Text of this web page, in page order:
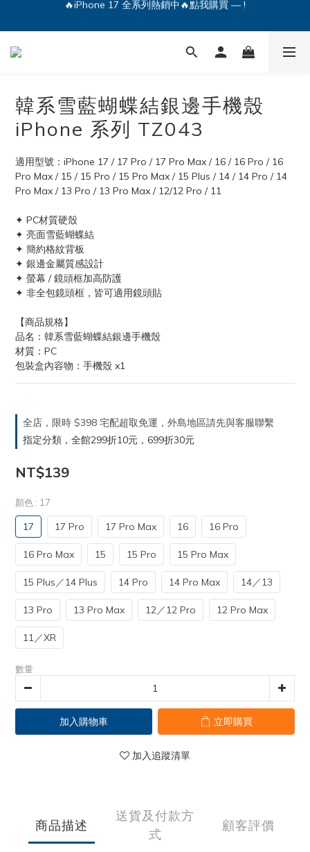
🔥iPhone 17 全系列熱銷中🔥點我購買 — !
韓系雪藍蝴蝶結銀邊手機殼
iPhone 系列 TZ043
適用型號：iPhone 17 / 17 Pro / 17 Pro Max / 16 / 16 Pro / 16
Pro Max / 15 / 15 Pro / 15 Pro Max / 15 Plus / 14 / 14 Pro / 14
Pro Max / 13 Pro / 13 Pro Max / 12/12 Pro / 11
✦ PC材質硬殼
✦ 亮面雪藍蝴蝶結
✦ 簡約格紋背板
✦ 銀邊金屬質感設計
✦ 螢幕 / 鏡頭框加高防護
✦ 非全包鏡頭框，皆可適用鏡頭貼
【商品規格】
品名：韓系雪藍蝴蝶結銀邊手機殼
材質：PC
包裝盒內容物：手機殼 x1
全店，限時 $398 宅配超取免運，外島地區請先與客服聯繫
指定分類，全館299折10元，699折30元
NT$139
顏色 : 17
17 17 Pro 17 Pro Max 16 16 Pro
16 Pro Max 15 15 Pro 15 Pro Max
15 Plus／14 Plus 14 Pro 14 Pro Max 14／13
13 Pro 13 Pro Max 12／12 Pro 12 Pro Max
11／XR
數量
加入購物車 立即購買
加入追蹤清單
商品描述
送貨及付款方
式
顧客評價